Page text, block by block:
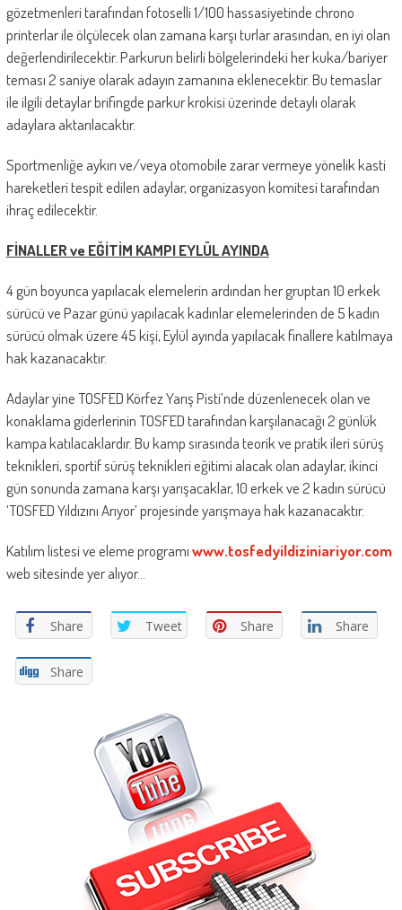
gözetmenleri tarafından fotoselli 1/100 hassasiyetinde chrono
printerlar ile ölçülecek olan zamana karşı turlar arasından, en iyi olan
değerlendirilecektir. Parkurun belirli bölgelerindeki her kuka/bariyer
teması 2 saniye olarak adayın zamanına eklenecektir. Bu temaslar
ile ilgili detaylar brifingde parkur krokisi üzerinde detaylı olarak
adaylara aktarılacaktır.
Sportmenliğe aykırı ve/veya otomobile zarar vermeye yönelik kasti
hareketleri tespit edilen adaylar, organizasyon komitesi tarafından
ihraç edilecektir.
FİNALLER ve EĞİTİM KAMPI EYLÜL AYINDA
4 gün boyunca yapılacak elemelerin ardından her gruptan 10 erkek
sürücü ve Pazar günü yapılacak kadınlar elemelerinden de 5 kadın
sürücü olmak üzere 45 kişi, Eylül ayında yapılacak finallere katılmaya
hak kazanacaktır.
Adaylar yine TOSFED Körfez Yarış Pisti’nde düzenlenecek olan ve
konaklama giderlerinin TOSFED tarafından karşılanacağı 2 günlük
kampa katılacaklardır. Bu kamp sırasında teorik ve pratik ileri sürüş
teknikleri, sportif sürüş teknikleri eğitimi alacak olan adaylar, ikinci
gün sonunda zamana karşı yarışacaklar, 10 erkek ve 2 kadın sürücü
‘TOSFED Yıldızını Arıyor’ projesinde yarışmaya hak kazanacaktır.
Katılım listesi ve eleme programıwww.tosfedyildiziniariyor.com
web sitesinde yer alıyor…
Share Tweet Share Share
Share